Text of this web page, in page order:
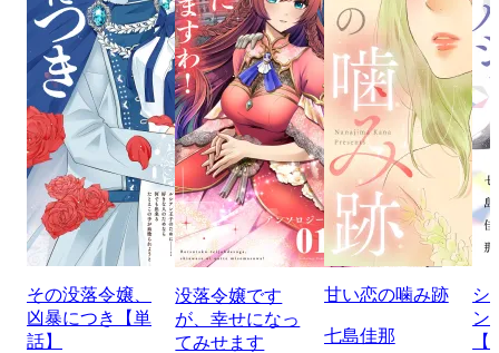
その没落令嬢、
凶暴につき【単
話】
没落令嬢です
が、幸せになっ
てみせます
甘い恋の噛み跡
七島佳那
シ
ン